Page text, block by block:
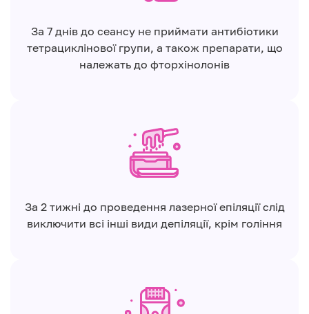
За 7 днів до сеансу не приймати антибіотики
тетрациклінової групи, а також препарати, що
належать до фторхінолонів
За 2 тижні до проведення лазерної епіляції слід
виключити всі інші види депіляції, крім гоління